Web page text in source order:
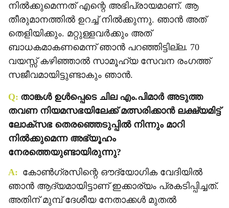
നില്‍ക്കുമെന്നത് എന്റെ അഭിപ്രായമാണ്. ആ
തീരുമാനത്തില്‍ ഉറച്ച് നില്‍ക്കുന്നു. ഞാന്‍ അത്
തെളിയിക്കും. മറ്റുള്ളവര്‍ക്കും അത്
ബാധകമാകണമെന്ന് ഞാന്‍ പറഞ്ഞിട്ടില്ല. 70
വയസ്സ് കഴിഞ്ഞാല്‍ സാമൂഹ്യ സേവന രംഗത്ത്
സജീവമായിട്ടുണ്ടാകും ഞാന്‍.
Q: താങ്കള്‍ ഉള്‍പ്പെടെ ചില എം.പിമാര്‍ അടുത്ത
തവണ നിയമസഭയിലേക്ക് മത്സരിക്കാന്‍ ലക്ഷ്യമിട്ട്
ലോക്‌സഭ തെരഞ്ഞെടുപ്പില്‍ നിന്നും മാറി
നില്‍ക്കുമെന്ന അഭ്യൂഹം
നേരത്തെയുണ്ടായിരുന്നു?
A: കോണ്‍ഗ്രസിന്റെ ഔദ്യോഗിക വേദിയില്‍
ഞാന്‍ ആദ്യമായിട്ടാണ് ഇക്കാര്യം പ്രകടിപ്പിച്ചത്.
അതിന് മുമ്പ് ദേശീയ നേതാക്കള്‍ മുതല്‍